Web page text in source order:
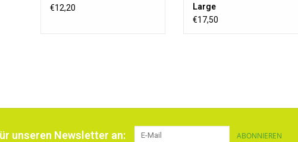
€12,20
Large
€17,50
unseren Newsletter an: ABONNIEREN